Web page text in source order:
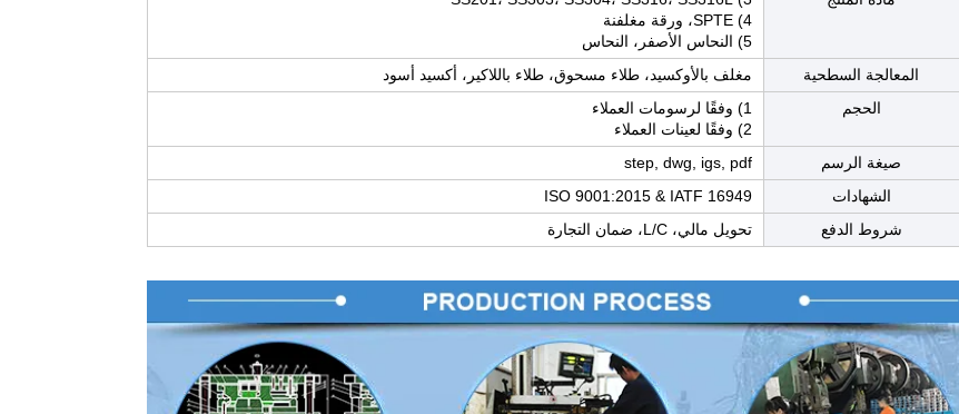
4) SPTE، ورقة مغلفنة
5) النحاس الأصفر، النحاس
المعالجة السطحية
مغلف بالأوكسيد، طلاء مسحوق، طلاء باللاكير، أكسيد أسود
الحجم
1) وفقًا لرسومات العملاء
2) وفقًا لعينات العملاء
صيغة الرسم
step, dwg, igs, pdf
الشهادات
ISO 9001:2015 & IATF 16949
شروط الدفع
تحويل مالي، L/C، ضمان التجارة